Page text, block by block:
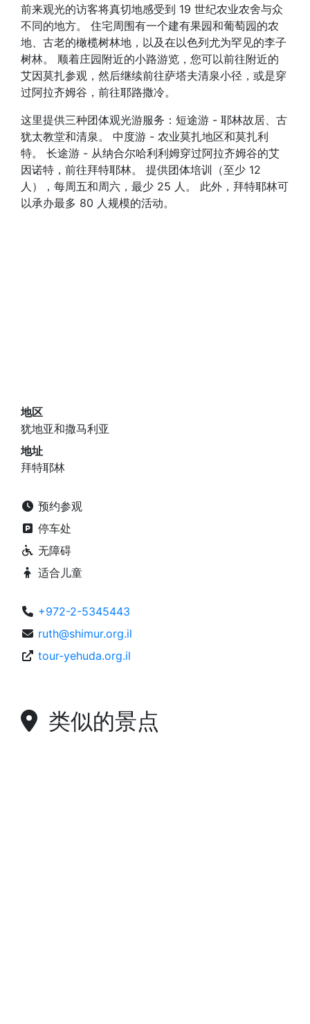
前来观光的访客将真切地感受到 19 世纪农业农舍与众
不同的地方。 住宅周围有一个建有果园和葡萄园的农
地、古老的橄榄树林地，以及在以色列尤为罕见的李子
树林。 顺着庄园附近的小路游览，您可以前往附近的
艾因莫扎参观，然后继续前往萨塔夫清泉小径，或是穿
过阿拉齐姆谷，前往耶路撒冷。
这里提供三种团体观光游服务：短途游 - 耶林故居、古
犹太教堂和清泉。 中度游 - 农业莫扎地区和莫扎利
特。 长途游 - 从纳合尔哈利利姆穿过阿拉齐姆谷的艾
因诺特，前往拜特耶林。 提供团体培训（至少 12
人），每周五和周六，最少 25 人。 此外，拜特耶林可
以承办最多 80 人规模的活动。
地区
犹地亚和撒马利亚
地址
拜特耶林
预约参观
停车处
无障碍
适合儿童
+972-2-5345443
ruth@shimur.org.il
tour-yehuda.org.il
类似的景点